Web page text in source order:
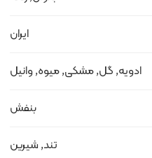
ایران
ادویه, گل, مشکی, میوه, وانیل
بنفش
تند, شیرین